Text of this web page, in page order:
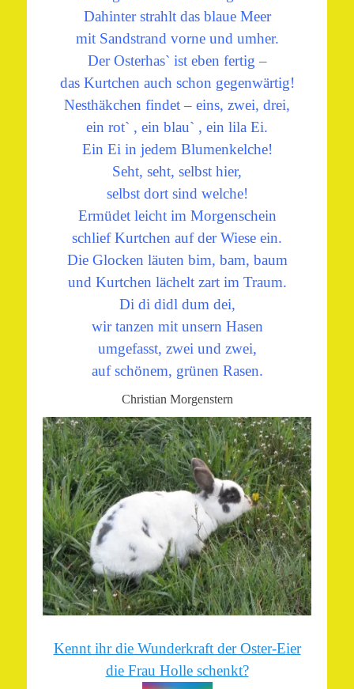
Dahinter strahlt das blaue Meer
mit Sandstrand vorne und umher.
Der Osterhas` ist eben fertig –
das Kurtchen auch schon gegenwärtig!
Nesthäkchen findet – eins, zwei, drei,
ein rot` , ein blau` , ein lila Ei.
Ein Ei in jedem Blumenkelche!
Seht, seht, selbst hier,
selbst dort sind welche!
Ermüdet leicht im Morgenschein
schlief Kurtchen auf der Wiese ein.
Die Glocken läuten bim, bam, baum
und Kurtchen lächelt zart im Traum.
Di di didl dum dei,
wir tanzen mit unsern Hasen
umgefasst, zwei und zwei,
auf schönem, grünen Rasen.
Christian Morgenstern
Kennt ihr die Wunderkraft der Oster-Eier
die Frau Holle schenkt?